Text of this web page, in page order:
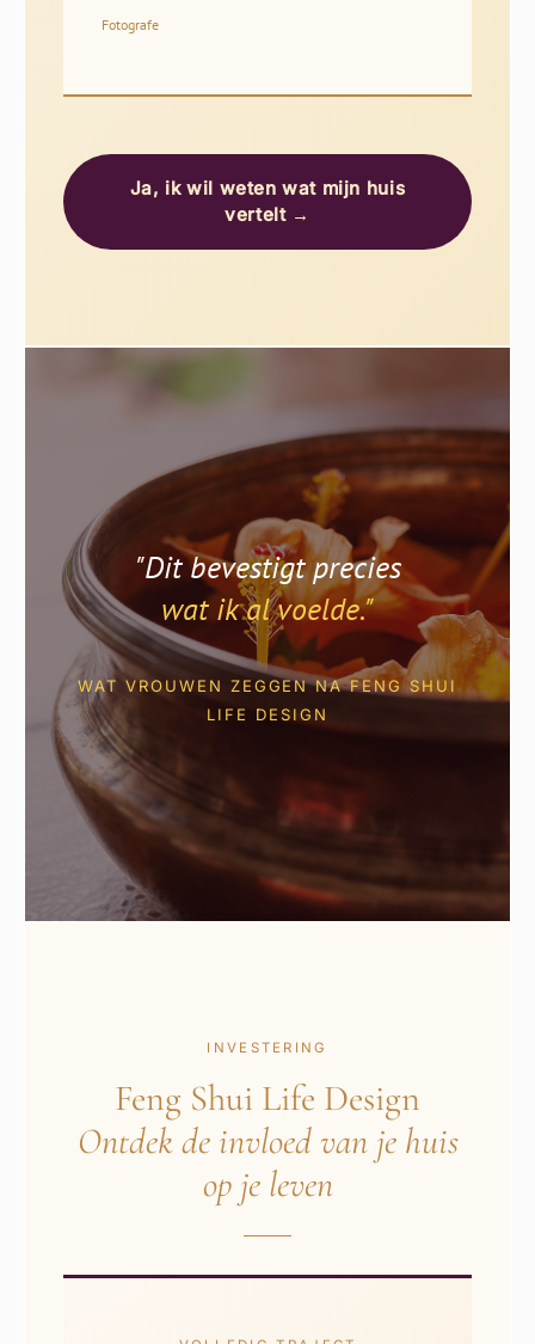
Fotografe
Ja, ik wil weten wat mijn huis
vertelt →
"Dit bevestigt precies
wat ik al voelde."
WAT VROUWEN ZEGGEN NA FENG SHUI
LIFE DESIGN
INVESTERING
Feng Shui Life Design
Ontdek de invloed van je huis
op je leven